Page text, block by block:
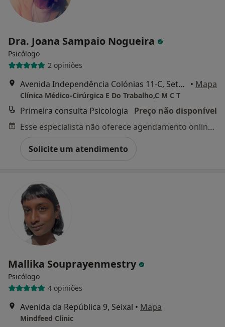
Dra. Joana Sampaio Nogueira
Psicólogo
2 opiniões
Avenida Independência Colónias 11-C, Setúbal • Mapa
Clínica Médico-Cirúrgica E Do Trabalho,C M C T
Primeira consulta Psicologia
Preço não disponível
Esse especialista não oferece agendamento online para esse endereço.
Solicite um atendimento
Mallika Souprayenmestry
Psicólogo
4 opiniões
Avenida da República 9, Seixal • Mapa
Mindfeed Clinic